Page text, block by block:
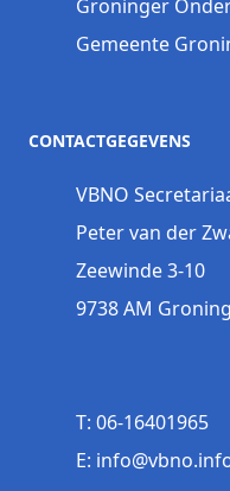
Groninger
Gemeente
CONTACTGEGEVENS
VBNO
Peter van der
Zeewinde 3-10
9738 AM
T: 06-16401965
E: